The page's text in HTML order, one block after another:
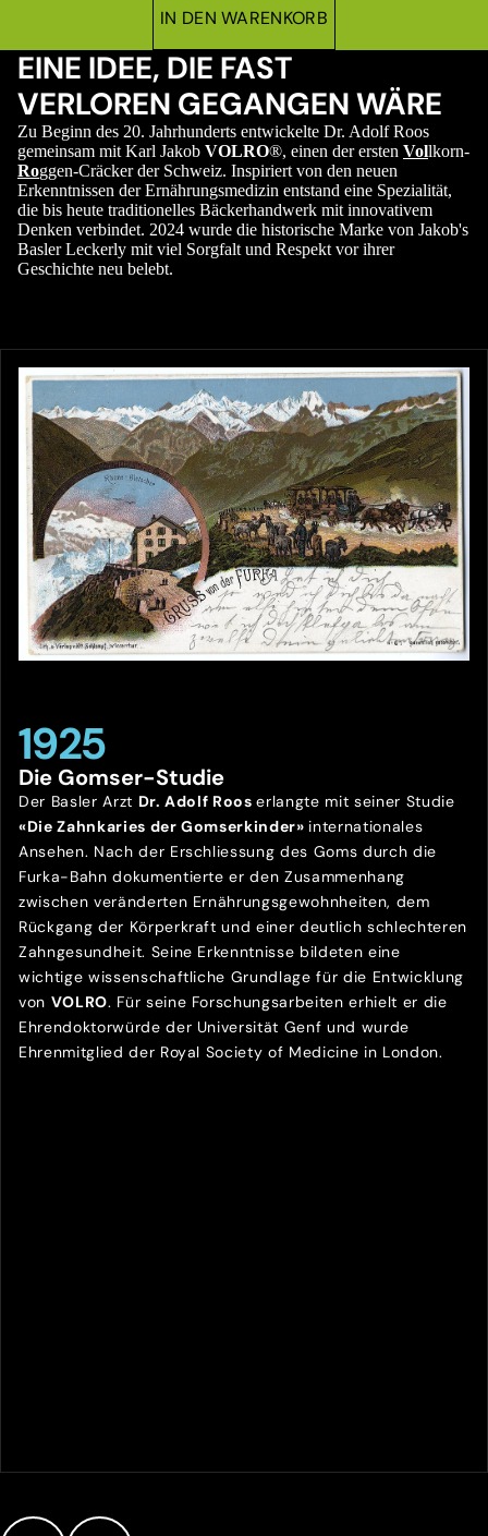
IN DEN WARENKORB
EINE IDEE, DIE FAST
VERLOREN GEGANGEN WÄRE
Zu Beginn des 20. Jahrhunderts entwickelte Dr. Adolf Roos
gemeinsam mit Karl Jakob VOLRO®, einen der ersten Vollkorn-
Roggen-Cräcker der Schweiz. Inspiriert von den neuen
Erkenntnissen der Ernährungsmedizin entstand eine Spezialität,
die bis heute traditionelles Bäckerhandwerk mit innovativem
Denken verbindet. 2024 wurde die historische Marke von Jakob's
Basler Leckerly mit viel Sorgfalt und Respekt vor ihrer
Geschichte neu belebt.
1925
Die Gomser-Studie
Der Basler Arzt Dr. Adolf Rooserlangte mit seiner Studie
«Die Zahnkaries der Gomserkinder» internationales
Ansehen. Nach der Erschliessung des Goms durch die
Furka-Bahn dokumentierte er den Zusammenhang
zwischen veränderten Ernährungsgewohnheiten, dem
Rückgang der Körperkraft und einer deutlich schlechteren
Zahngesundheit. Seine Erkenntnisse bildeten eine
wichtige wissenschaftliche Grundlage für die Entwicklung
von VOLRO. Für seine Forschungsarbeiten erhielt er die
Ehrendoktorwürde der Universität Genf und wurde
Ehrenmitglied der Royal Society of Medicine in London.